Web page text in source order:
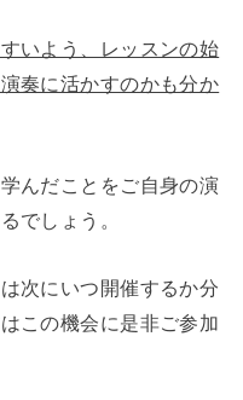
いよう、レッスンの始
奏に活かすのかも分か
んだことをご自身の演
でしょう。
次にいつ開催するか分
この機会に是非ご参加